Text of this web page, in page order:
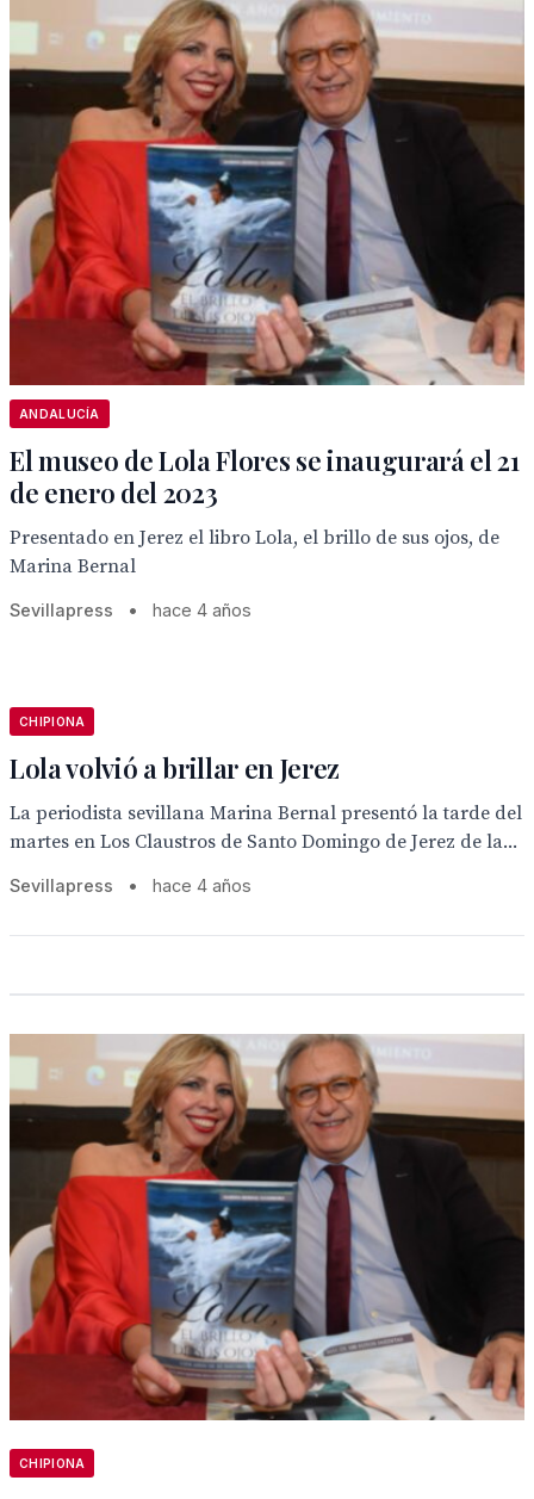
ANDALUCÍA
El museo de Lola Flores se inaugurará el 21
de enero del 2023
Presentado en Jerez el libro Lola, el brillo de sus ojos, de
Marina Bernal
Sevillapress • hace 4 años
CHIPIONA
Lola volvió a brillar en Jerez
La periodista sevillana Marina Bernal presentó la tarde del
martes en Los Claustros de Santo Domingo de Jerez de la...
Sevillapress • hace 4 años
CHIPIONA